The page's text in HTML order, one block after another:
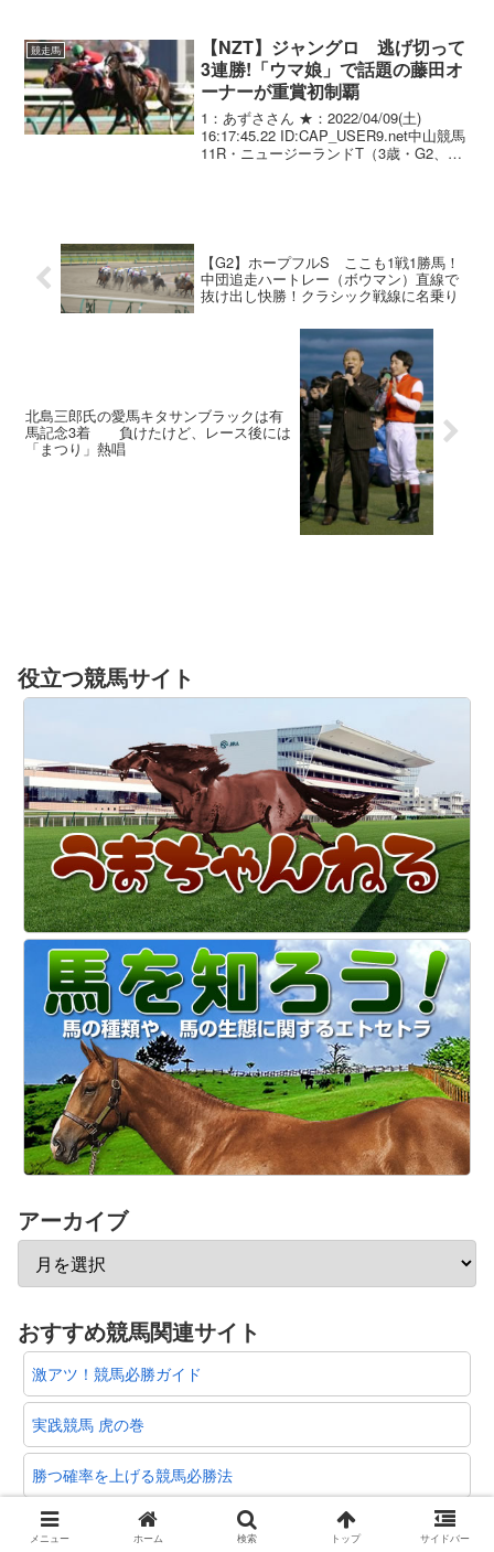
「すごかったです。何...
競走馬
【NZT】ジャングロ 逃げ切って
3連勝!「ウマ娘」で話題の藤田オ
ーナーが重賞初制覇
1：あずささん ★：2022/04/09(土)
16:17:45.22 ID:CAP_USER9.net中山競馬
11R・ニュージーランドT（3歳・G2、芝
【G2】ホープフルS ここも1戦1勝馬！
中団追走ハートレー（ボウマン）直線で
抜け出し快勝！クラシック戦線に名乗り
北島三郎氏の愛馬キタサンブラックは有
馬記念3着 負けたけど、レース後には
「まつり」熱唱
役立つ競馬サイト
アーカイブ
おすすめ競馬関連サイト
激アツ！競馬必勝ガイド
実践競馬 虎の巻
勝つ確率を上げる競馬必勝法
勝馬の選び方
メニュー ホーム 検索 トップ サイドバー